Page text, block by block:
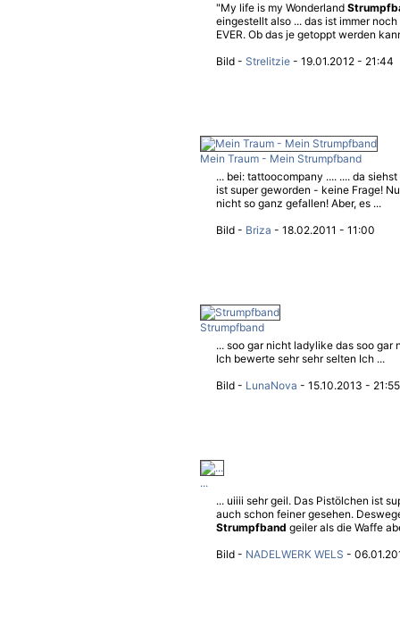
"My life is my Wonderland
eingestellt also ... das ist immer
EVER. Ob das je getoppt werden
Bild - Strelitzie - 19.01.2012 - 21:44
Mein Traum - Mein Strumpfband
... bei: tattoocompany .... .... da
ist super geworden - keine Frage!
nicht so ganz gefallen! Aber, es ...
Bild - Briza - 18.02.2011 - 11:00
Strumpfband
... soo gar nicht ladylike das soo
Ich bewerte sehr sehr selten Ich ...
Bild - LunaNova - 15.10.2013 - 21:55
...
... uiiii sehr geil. Das Pistölchen ist
auch schon feiner gesehen.
Strumpfband geiler als die Waffe
Bild - NADELWERK WELS -